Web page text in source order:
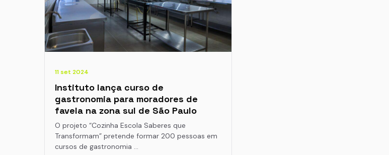
11 set 2024
Instituto lança curso de
gastronomia para moradores de
favela na zona sul de São Paulo
O projeto “Cozinha Escola Saberes que
Transformam” pretende formar 200 pessoas em
cursos de gastronomia …